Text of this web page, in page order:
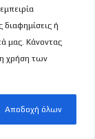
διαφημίσεις ή
μας. Κάνοντας
χρήση των
Αποδοχή όλων